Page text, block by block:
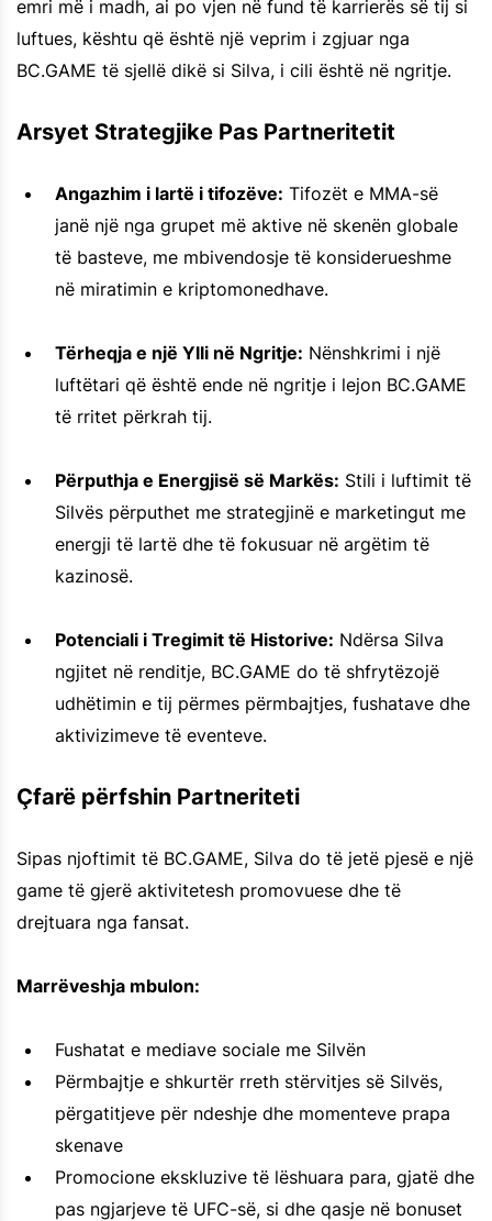
emri më i madh, ai po vjen në fund të karrierës së tij si
luftues, kështu që është një veprim i zgjuar nga
BC.GAME të sjellë dikë si Silva, i cili është në ngritje.
Arsyet Strategjike Pas Partneritetit
Angazhim i lartë i tifozëve: Tifozët e MMA-së
janë një nga grupet më aktive në skenën globale
të basteve, me mbivendosje të konsiderueshme
në miratimin e kriptomonedhave.
Tërheqja e një Ylli në Ngritje: Nënshkrimi i një
luftëtari që është ende në ngritje i lejon BC.GAME
të rritet përkrah tij.
Përputhja e Energjisë së Markës: Stili i luftimit të
Silvës përputhet me strategjinë e marketingut me
energji të lartë dhe të fokusuar në argëtim të
kazinosë.
Potenciali i Tregimit të Historive: Ndërsa Silva
ngjitet në renditje, BC.GAME do të shfrytëzojë
udhëtimin e tij përmes përmbajtjes, fushatave dhe
aktivizimeve të eventeve.
Çfarë përfshin Partneriteti
Sipas njoftimit të BC.GAME, Silva do të jetë pjesë e një
game të gjerë aktivitetesh promovuese dhe të
drejtuara nga fansat.
Marrëveshja mbulon:
Fushatat e mediave sociale me Silvën
Përmbajtje e shkurtër rreth stërvitjes së Silvës,
përgatitjeve për ndeshje dhe momenteve prapa
skenave
Promocione ekskluzive të lëshuara para, gjatë dhe
pas ngjarjeve të UFC-së, si dhe qasje në bonuset